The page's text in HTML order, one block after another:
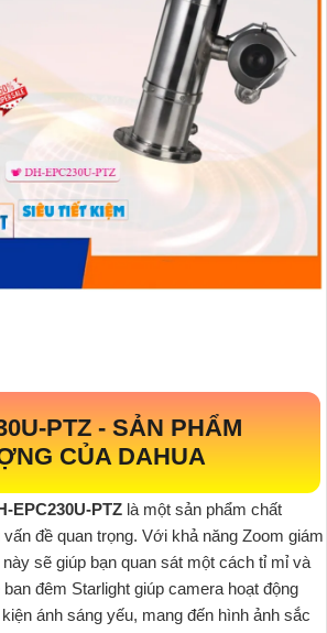
PTZ - SẢN PHẨM
CỦA DAHUA
EPC230U-PTZ là một sản phẩm chất
đề quan trọng. Với khả năng Zoom giám
sẽ giúp bạn quan sát một cách tỉ mỉ và
đêm Starlight giúp camera hoạt động
ánh sáng yếu, mang đến hình ảnh sắc